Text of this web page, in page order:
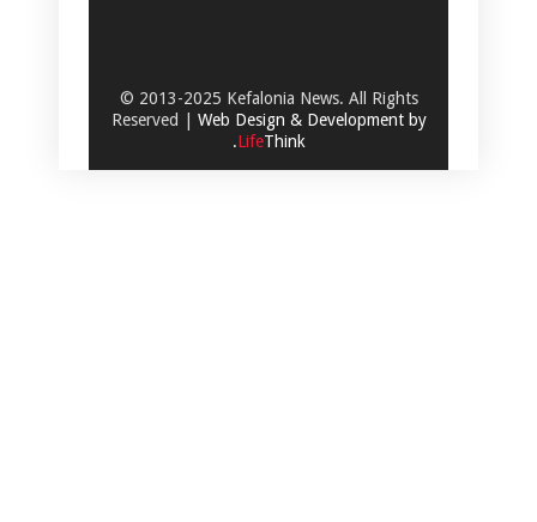
© 2013-2025 Kefalonia News. All Rights
Reserved | Web Design & Development by
.LifeThink